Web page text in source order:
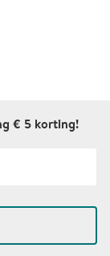
€ 5 korting!